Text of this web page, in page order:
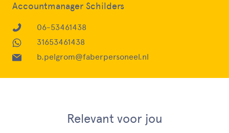
Accountmanager Schilders
06-53461438
31653461438
b.pelgrom@faberpersoneel.nl
Relevant voor jou